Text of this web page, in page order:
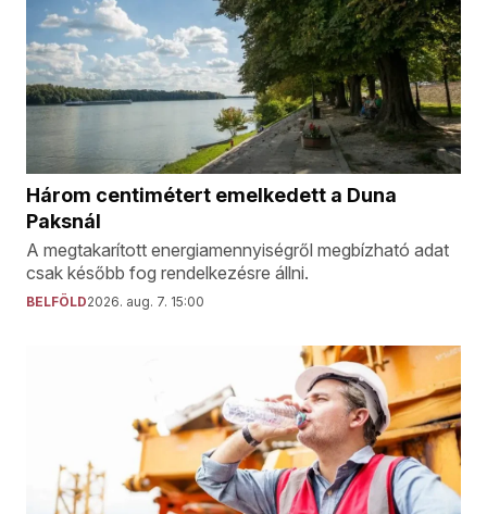
Három centimétert emelkedett a Duna
Paksnál
A megtakarított energiamennyiségről megbízható adat
csak később fog rendelkezésre állni.
BELFÖLD2026. aug. 7. 15:00